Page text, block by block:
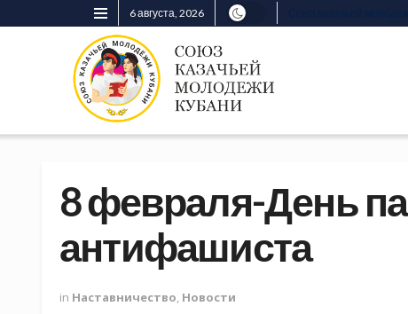
6 августа, 2026
8 февраля-День
антифашиста
in Наставничество Новости